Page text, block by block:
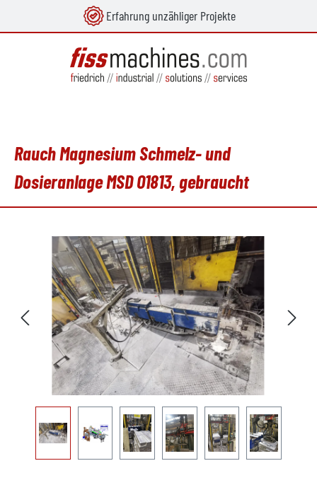
Erfahrung unzähliger Projekte
Rauch Magnesium Schmelz- und
Dosieranlage MSD O1813, gebraucht
Bildergalerie überspringen